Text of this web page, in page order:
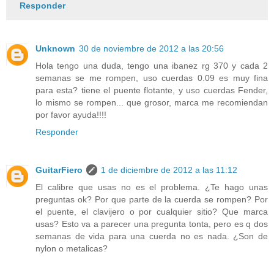
Responder
Unknown 30 de noviembre de 2012 a las 20:56
Hola tengo una duda, tengo una ibanez rg 370 y cada 2
semanas se me rompen, uso cuerdas 0.09 es muy fina
para esta? tiene el puente flotante, y uso cuerdas Fender,
lo mismo se rompen... que grosor, marca me recomiendan
por favor ayuda!!!!
Responder
GuitarFiero
1 de diciembre de 2012 a las 11:12
El calibre que usas no es el problema. ¿Te hago unas
preguntas ok? Por que parte de la cuerda se rompen? Por
el puente, el clavijero o por cualquier sitio? Que marca
usas? Esto va a parecer una pregunta tonta, pero es q dos
semanas de vida para una cuerda no es nada. ¿Son de
nylon o metalicas?